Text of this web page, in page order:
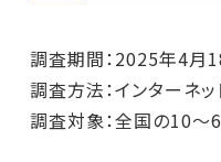
調査期間：2025年4月
調査方法：インターネ
調査対象：全国の10